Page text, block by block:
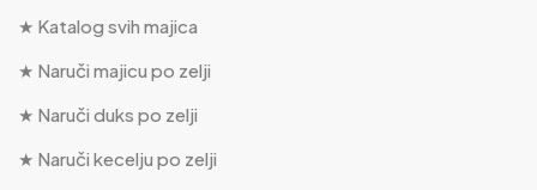
★ Katalog svih majica
★ Naruči majicu po zelji
★ Naruči duks po zelji
★ Naruči kecelju po zelji